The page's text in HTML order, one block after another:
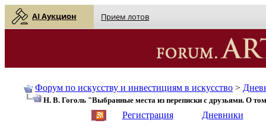
AI Аукцион Прием лотов
Форум по искусству и инвестициям в искусство >
Н. В. Гоголь "Выбранные места из переписки с друзьями. О
Регистрация Дневники